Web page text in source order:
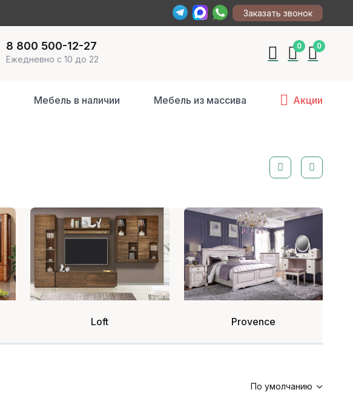
Заказать звонок
8 800 500-12-27
Ежедневно с 10 до 22
0 0
Мебель в наличии Мебель из массива Акции
Loft Provence
По умолчанию